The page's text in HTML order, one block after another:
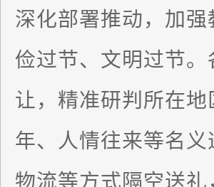
深化部署推动，加
俭过节、文明过节
让，精准研判所在
年、人情往来等名
物流等方式隔空送